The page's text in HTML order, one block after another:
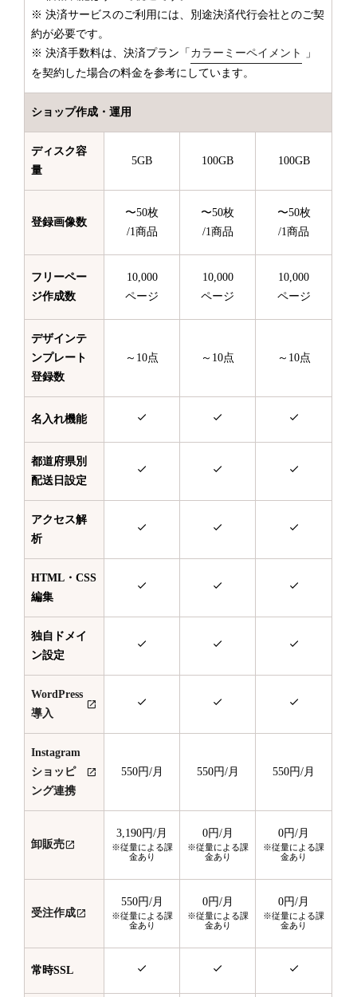
※ 決済サービスのご利用には、別途決済代行会社とのご契
約が必要です。
※ 決済手数料は、決済プラン「 カラーミーペイメント
」
を契約した場合の料金を参考にしています。
ショップ作成・運用
ディスク容
量
5GB 100GB 100GB
登録画像数
〜50枚
/1商品
〜50枚
/1商品
〜50枚
/1商品
フリーペー
ジ作成数
10,000
ページ
10,000
ページ
10,000
ページ
デザインテ
ンプレート
登録数
～10点 ～10点 ～10点
名入れ機能
都道府県別
配送日設定
アクセス解
析
HTML・CSS
編集
独自ドメイ
ン設定
WordPress
導入
Instagram
ショッピ
ング連携
550円/月 550円/月 550円/月
卸販売
3,190円/月
※従量による課
金あり
0円/月
※従量による課
金あり
0円/月
※従量による課
金あり
受注作成
550円/月
※従量による課
金あり
0円/月
※従量による課
金あり
0円/月
※従量による課
金あり
常時SSL